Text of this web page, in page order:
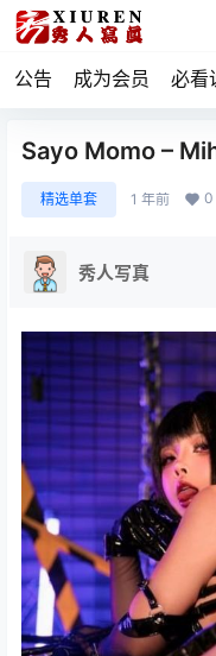
公告 成为会员 必看
Sayo Momo –
精选单套 1 年前 0
秀人写真